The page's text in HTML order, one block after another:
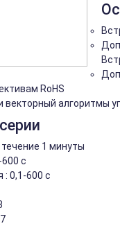
RoHS
векторный алгоритмы
течение 1 минуты
с
0,1-600 с